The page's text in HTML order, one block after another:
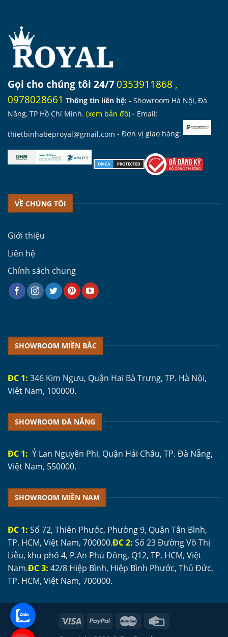
Gọi cho chúng tôi 24/70353911868 ,
0978028661 Thông tin liên hệ: - Showroom Hà Nội, Đà
Nẵng, TP Hồ Chí Minh. (xem bản đồ) - Email:
thietbinhabeproyal@gmail.com - Đơn vị giao hàng:
VỀ CHÚNG TÔI
Giới thiệu
Liên hệ
Chính sách chung
SHOWROOM MIỀN BẮC
ĐC 1: 346 Kim Ngưu, Quận Hai Bà Trưng, TP. Hà Nội,
Việt Nam, 100000.
SHOWROOM ĐÀ NẴNG
ĐC 1: Ỷ Lan Nguyên Phi, Quận Hải Châu, TP. Đà Nẵng,
Việt Nam, 550000.
SHOWROOM MIỀN NAM
ĐC 1: Số 72, Thiên Phước, Phường 9, Quận Tân Bình,
TP. HCM, Việt Nam, 700000.ĐC 2: Số 23 Đường Võ Thị
Liễu, khu phố 4, P.An Phú Đông, Q12, TP. HCM, Việt
Nam.ĐC 3: 42/8 Hiệp Bình, Hiệp Bình Phước, Thủ Đức,
TP. HCM, Việt Nam, 700000.